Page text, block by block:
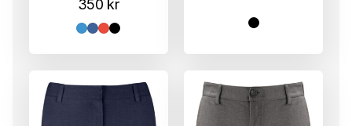
350 kr